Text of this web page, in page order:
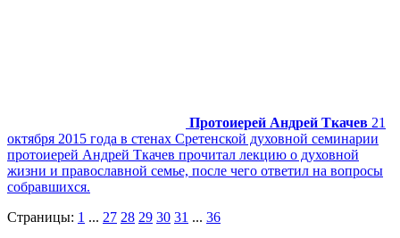
Протоиерей Андрей Ткачев 21
октября 2015 года в стенах Сретенской духовной семинарии
протоиерей Андрей Ткачев прочитал лекцию о духовной
жизни и православной семье, после чего ответил на вопросы
собравшихся.
Страницы: 1 ... 27 28 29 30 31 ... 36